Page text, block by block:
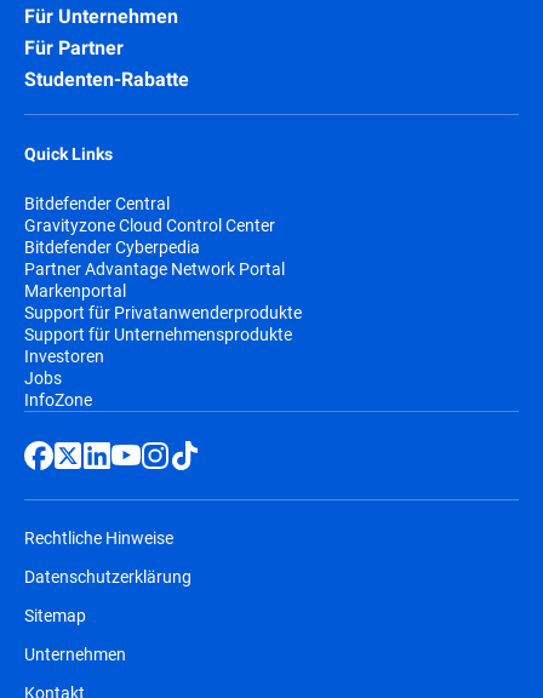
Für Unternehmen
Für Partner
Studenten-Rabatte
Quick Links
Bitdefender Central
Gravityzone Cloud Control Center
Bitdefender Cyberpedia
Partner Advantage Network Portal
Markenportal
Support für Privatanwenderprodukte
Support für Unternehmensprodukte
Investoren
Jobs
InfoZone
Rechtliche Hinweise
Datenschutzerklärung
Sitemap
Unternehmen
Kontakt